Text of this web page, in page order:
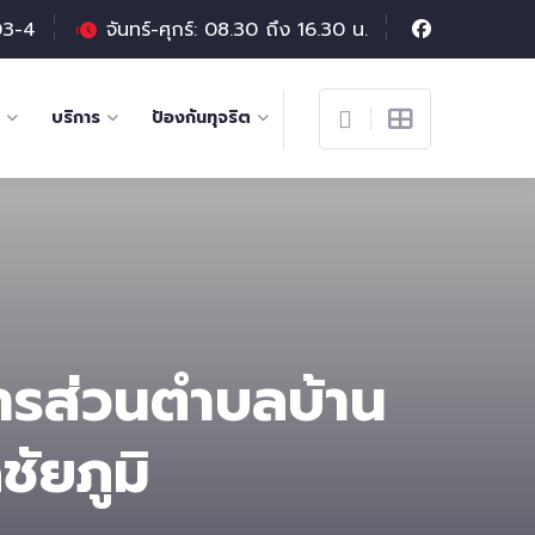
4 จันทร์-ศุกร์: 08.30 ถึง 16.30 น.
บริการ ป้องกันทุจริต
ส่วนตําบลบ้าน
ยภูมิ